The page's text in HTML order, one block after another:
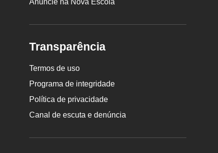
Anuncie na Nova Escola
Transparência
Termos de uso
Programa de integridade
Política de privacidade
Canal de escuta e denúncia